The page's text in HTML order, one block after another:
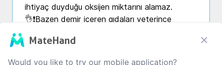
ihtiyaç duyduğu oksijen miktarını alamaz.
👌❗Bazen demir içeren gıdaları yeterince
durumda emilimle ilgili sorunlar gözden
MateHand
Would you like to try our mobile application?